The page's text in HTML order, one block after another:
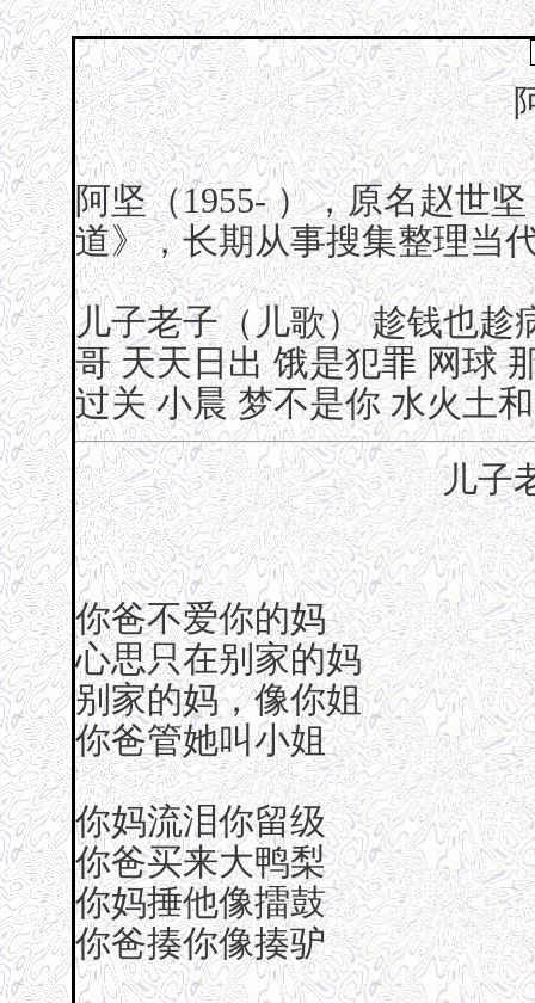
阿坚（1955- ），原名赵世
道》，长期从事搜集整理当
儿子老子（儿歌） 趁钱也趁
哥 天天日出 饿是犯罪 网球
过关 小晨 梦不是你 水火土
儿子
你爸不爱你的妈
心思只在别家的妈
别家的妈，像你姐
你爸管她叫小姐
你妈流泪你留级
你爸买来大鸭梨
你妈捶他像擂鼓
你爸揍你像揍驴